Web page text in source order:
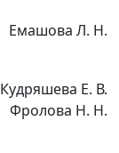
Емашова Л. Н.
Кудряшева Е. В.
Фролова Н. Н.